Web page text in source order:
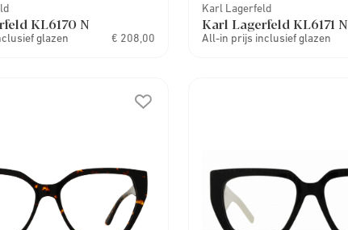
KL6170 N
glazen € 208,00
Karl Lagerfeld
Karl Lagerfeld KL6171 N
All-in prijs inclusief glazen